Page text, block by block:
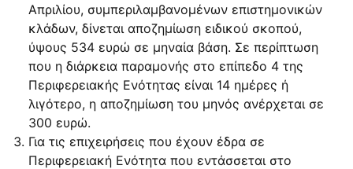
Απριλίου, συμπεριλαμβανομένων επιστημονικών
κλάδων, δίνεται αποζημίωση ειδικού σκοπού,
ύψους 534 ευρώ σε μηναία βάση. Σε περίπτωση
που η διάρκεια παραμονής στο επίπεδο 4 της
Περιφερειακής Ενότητας είναι 14 ημέρες ή
λιγότερο, η αποζημίωση του μηνός ανέρχεται σε
300 ευρώ.
Για τις επιχειρήσεις που έχουν έδρα σε
Περιφερειακή Ενότητα που εντάσσεται στο